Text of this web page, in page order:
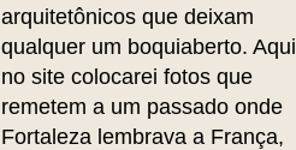
arquitetônicos que deixam
qualquer um boquiaberto. Aqui
no site colocarei fotos que
remetem a um passado onde
Fortaleza lembrava a França,